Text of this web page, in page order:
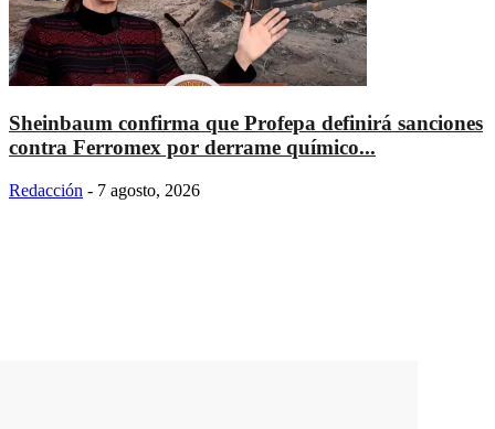
Sheinbaum confirma que Profepa definirá sanciones
contra Ferromex por derrame químico...
Redacción - 7 agosto, 2026